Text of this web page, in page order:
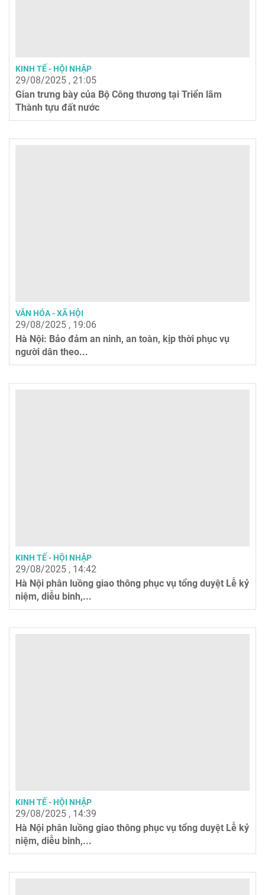
KINH TẾ - HỘI NHẬP
29/08/2025 , 21:05
Gian trưng bày của Bộ Công thương tại Triển lãm
Thành tựu đất nước
VĂN HÓA - XÃ HỘI
29/08/2025 , 19:06
Hà Nội: Bảo đảm an ninh, an toàn, kịp thời phục vụ
người dân theo...
KINH TẾ - HỘI NHẬP
29/08/2025 , 14:42
Hà Nội phân luồng giao thông phục vụ tổng duyệt Lễ kỷ
niệm, diễu binh,...
KINH TẾ - HỘI NHẬP
29/08/2025 , 14:39
Hà Nội phân luồng giao thông phục vụ tổng duyệt Lễ kỷ
niệm, diễu binh,...